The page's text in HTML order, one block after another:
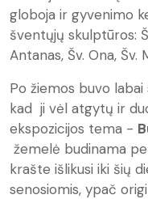
globoja ir gyvenimo
šventųjų skulptūros:
Antanas, Šv. Ona, Šv.
Po žiemos buvo
kad ji vėl atgytų ir
ekspozicijos tema -
žemelė budinama
krašte išlikusi iki šių
senosiomis, ypač